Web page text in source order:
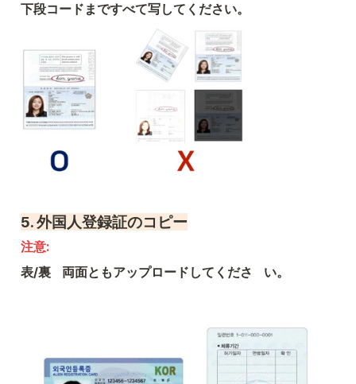
下段コードまですべて写してください。
5. 外国人登録証のコピー
注意:
表/裏　両面ともアップロードしてくださ　い。